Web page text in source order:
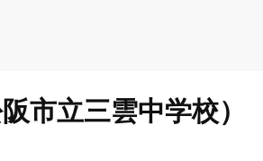
市立三雲中学校）